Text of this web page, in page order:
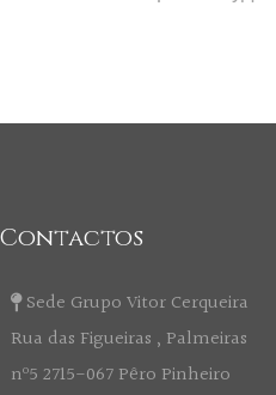
Contactos
Sede Grupo Vitor Cerqueira
Rua das Figueiras , Palmeiras
nº5 2715-067 Pêro Pinheiro